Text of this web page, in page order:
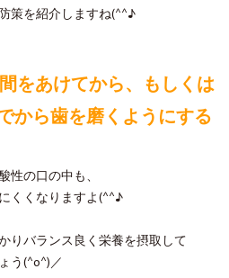
策を紹介しますね(^^♪
をあけてから、もしくは
から歯を磨くようにする
の口の中も、
くくなりますよ(^^♪
りバランス良く栄養を摂取して
う(^o^)／